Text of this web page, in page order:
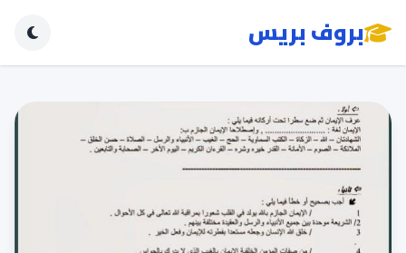
بروف بريس